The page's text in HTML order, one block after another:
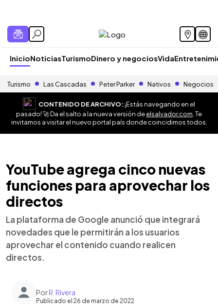
InicioNoticiasTurismoDinero y negociosVida
Turismo Las Cascadas Peter Parker Nativos Negocios
CONTENIDO DE ARCHIVO:¡Estás navegando en el
pasado! 🚀 Da el salto a la nueva versión deelsalvador.com . Te
invitamos a visitar el nuevo portal país donde coincidimos todos.
YouTube agrega cinco nuevas
funciones para aprovechar los
directos
La plataforma de Google anunció que integrará
novedades que le permitirán a los usuarios
aprovechar el contenido cuando realicen
directos.
PorR. Rivera
Publicado el 26 de marzo de 2022